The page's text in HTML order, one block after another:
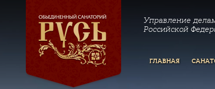
Управление
Российской
ГЛАВНАЯ